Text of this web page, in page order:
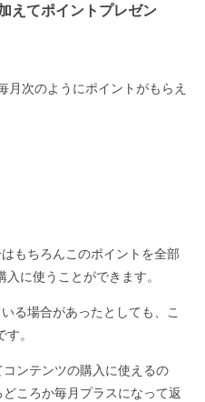
えてポイントプレゼン
月次のようにポイントがもらえ
もちろんこのポイントを全部
に使うことができます。
る場合があったとしても、こ
。
ンテンツの購入に使えるの
ころか毎月プラスになって返